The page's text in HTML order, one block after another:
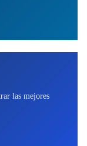
las mejores